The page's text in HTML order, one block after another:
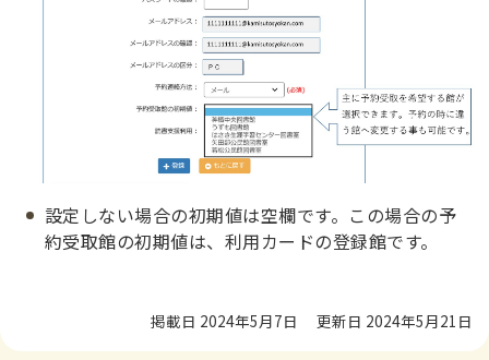
設定しない場合の初期値は空欄です。この場合の予
約受取館の初期値は、利用カードの登録館です。
掲載日 2024年5月7日 更新日 2024年5月21日